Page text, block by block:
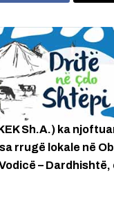
Sh.A.) ka
rrugë lokale në
– Dardhishtë,